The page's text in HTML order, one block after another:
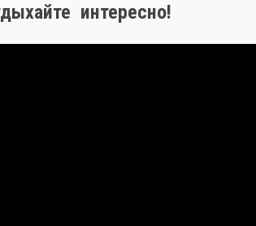
интересно!